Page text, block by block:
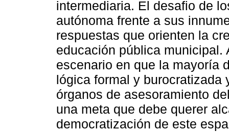
intermediaria. El desafio de
autónoma frente a sus
respuestas que orienten la
educación pública municipal.
escenario en que la mayoría
lógica formal y
órganos de asesoramiento
una meta que debe querer
democratización de este